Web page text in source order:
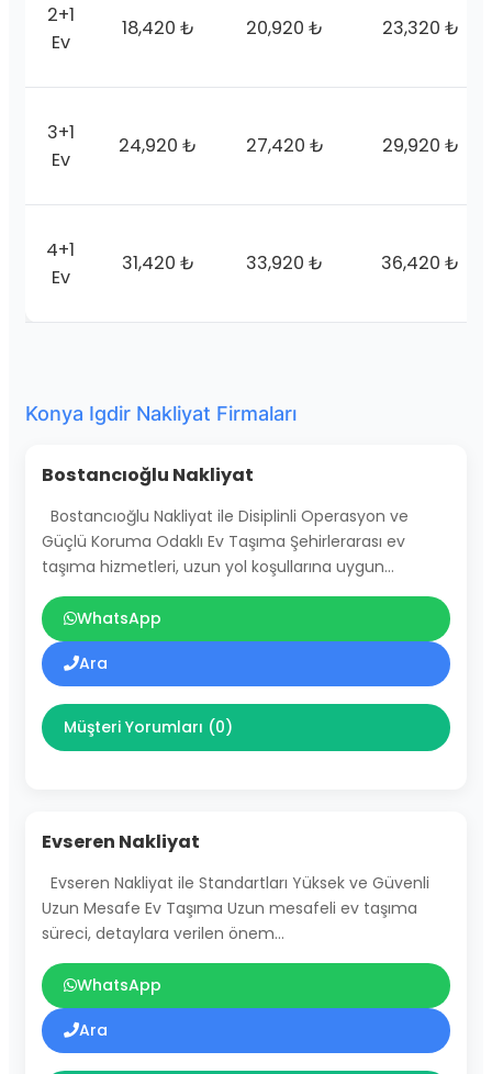
2+1
Ev
18,420 ₺ 20,920 ₺ 23,320 ₺
3+1
Ev
24,920 ₺ 27,420 ₺ 29,920 ₺
4+1
Ev
31,420 ₺ 33,920 ₺ 36,420 ₺
Konya Igdir Nakliyat Firmaları
Bostancıoğlu Nakliyat
Bostancıoğlu Nakliyat ile Disiplinli Operasyon ve
Güçlü Koruma Odaklı Ev Taşıma Şehirlerarası ev
taşıma hizmetleri, uzun yol koşullarına uygun…
WhatsApp
Ara
Müşteri Yorumları (0)
Evseren Nakliyat
Evseren Nakliyat ile Standartları Yüksek ve Güvenli
Uzun Mesafe Ev Taşıma Uzun mesafeli ev taşıma
süreci, detaylara verilen önem…
WhatsApp
Ara